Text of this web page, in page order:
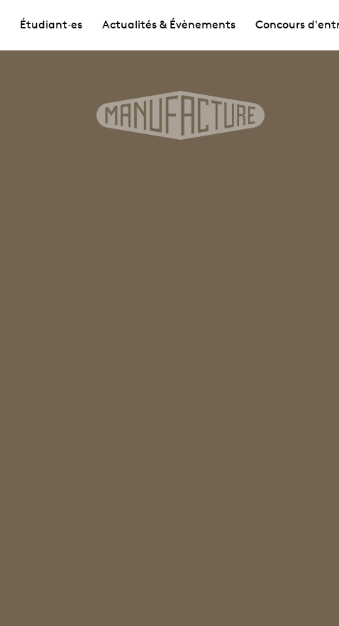
Étudiant·es Actualités & Évènements Concours